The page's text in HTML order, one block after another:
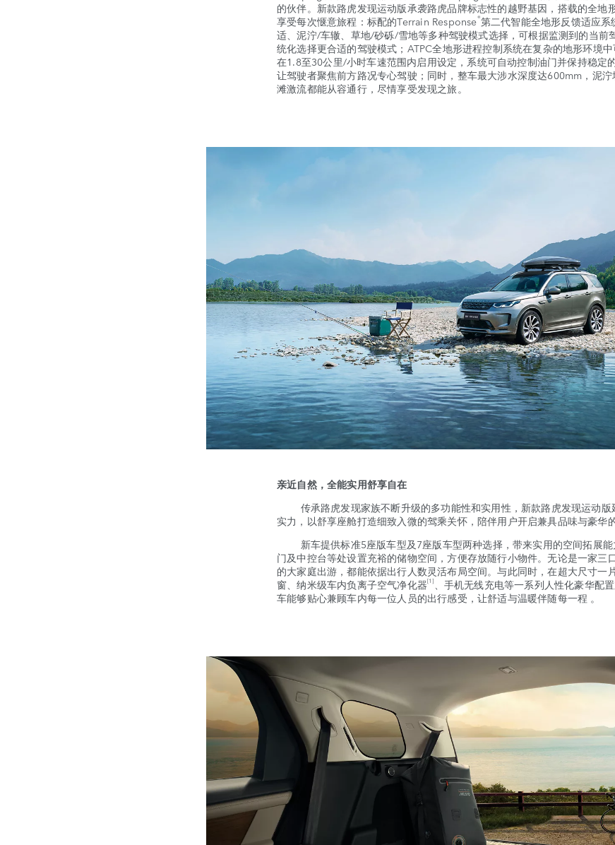
的伙伴。新款路虎发现运动版承袭路虎品牌标志性的越野基因，搭载的全地
享受每次惬意旅程：标配的Terrain Response®第二代智能全地形反馈适应系
适、泥泞/车辙、草地/砂砾/雪地等多种驾驶模式选择，可根据监测到的当前
统化选择更合适的驾驶模式；ATPC全地形进程控制系统在复杂的地形环境
在1.8至30公里/小时车速范围内启用设定，系统可自动控制油门并保持稳定
让驾驶者聚焦前方路况专心驾驶；同时，整车最大涉水深度达600mm，泥
滩激流都能从容通行，尽情享受发现之旅。
亲近自然，全能实用舒享自在
传承路虎发现家族不断升级的多功能性和实用性，新款路虎发现运动版
实力，以舒享座舱打造细致入微的驾乘关怀，陪伴用户开启兼具品味与豪华
新车提供标准5座版车型及7座版车型两种选择，带来实用的空间拓展能
门及中控台等处设置充裕的储物空间，方便存放随行小物件。无论是一家三
的大家庭出游，都能依据出行人数灵活布局空间。与此同时，在超大尺寸一
窗、纳米级车内负离子空气净化器[1]
、手机无线充电等一系列人性化豪华配
车能够贴心兼顾车内每一位人员的出行感受，让舒适与温暖伴随每一程 。